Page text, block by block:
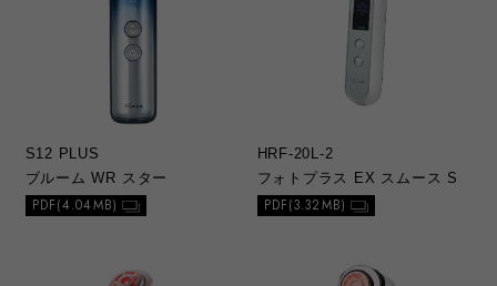
S12 PLUS
ブルーム WR スター
PDF(4.04MB)
HRF-20L-2
フォトプラス EX スムース S
PDF(3.32MB)